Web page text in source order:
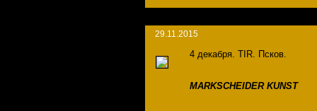
29.11.2015
4 декабря. TIR. Псков.
MARKSCHEIDER KUNST